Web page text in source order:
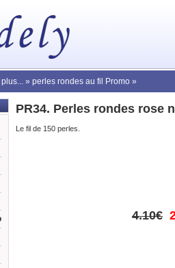
plus... » perles rondes au fil Promo »
PR34. Perles rondes rose
Le fil de 150 perles.
4.10€